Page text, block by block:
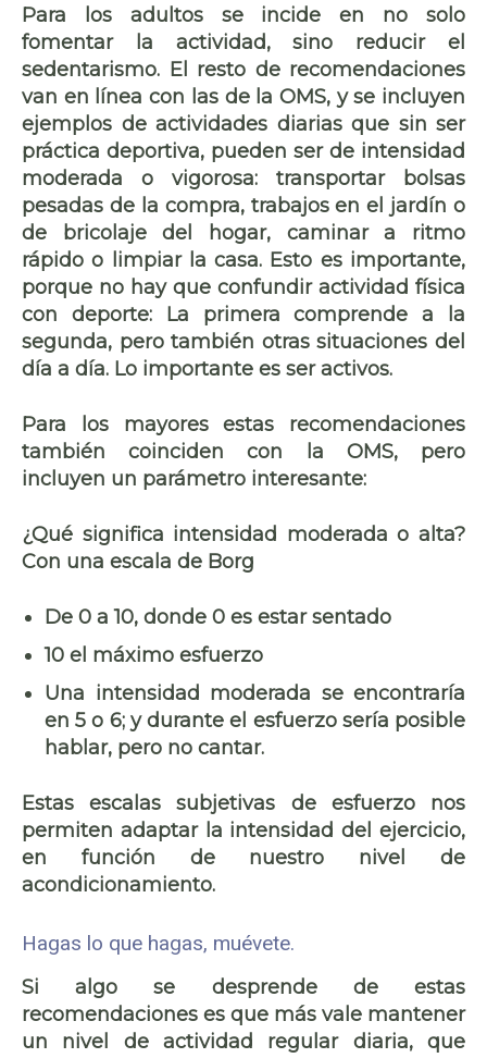
Para los adultos se incide en no solo
fomentar la actividad, sino reducir el
sedentarismo. El resto de recomendaciones
van en línea con las de la OMS, y se incluyen
ejemplos de actividades diarias que sin ser
práctica deportiva, pueden ser de intensidad
moderada o vigorosa: transportar bolsas
pesadas de la compra, trabajos en el jardín o
de bricolaje del hogar, caminar a ritmo
rápido o limpiar la casa. Esto es importante,
porque no hay que confundir actividad física
con deporte: La primera comprende a la
segunda, pero también otras situaciones del
día a día. Lo importante es ser activos.
Para los mayores estas recomendaciones
también coinciden con la OMS, pero
incluyen un parámetro interesante:
¿Qué significa intensidad moderada o alta?
Con una escala de Borg
De 0 a 10, donde 0 es estar sentado
10 el máximo esfuerzo
Una intensidad moderada se encontraría
en 5 o 6; y durante el esfuerzo sería posible
hablar, pero no cantar.
Estas escalas subjetivas de esfuerzo nos
permiten adaptar la intensidad del ejercicio,
en función de nuestro nivel de
acondicionamiento.
Hagas lo que hagas, muévete.
Si algo se desprende de estas
recomendaciones es que más vale mantener
un nivel de actividad regular diaria, que